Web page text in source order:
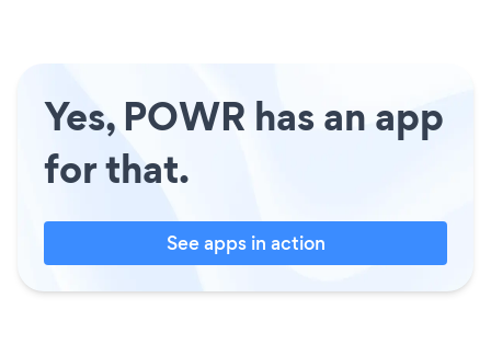
Yes, POWR has an app
for that.
See apps in action